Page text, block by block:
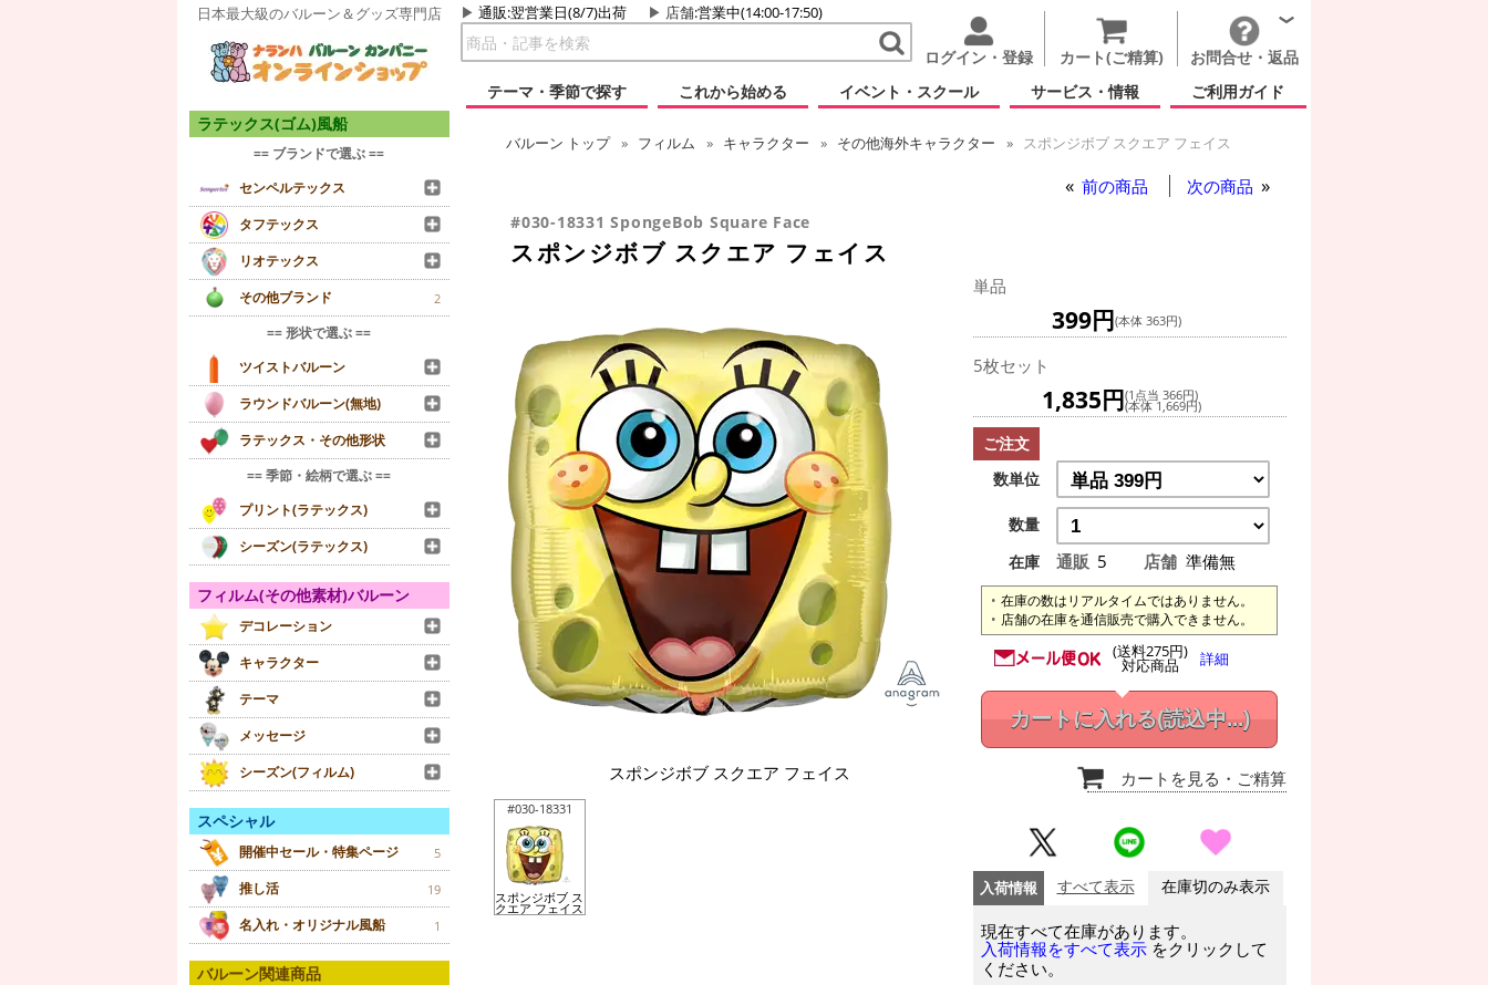
日本最大級のバルーン＆グッズ専門店 通販:翌営業日(8/7)出荷 店舗:営業中(14:00-17:50)
ログイン・登録 カート(ご精算)
お問合せ・返品
テーマ・季節で探す
これから始める イベント・スクール サービス・情報 ご利用ガイド
ラテックス(ゴム)風船
== ブランドで選ぶ ==
センペルテックス
タフテックス
リオテックス
その他ブランド
2
== 形状で選ぶ ==
ツイストバルーン
ラウンドバルーン(無地)
ラテックス・その他形状
== 季節・絵柄で選ぶ ==
プリント(ラテックス)
シーズン(ラテックス)
フィルム(その他素材)バルーン
デコレーション
キャラクター
テーマ
メッセージ
シーズン(フィルム)
スペシャル
開催中セール・特集ページ 5
推し活 19
名入れ・オリジナル風船 1
バルーン関連商品
バルーン トップ フィルム キャラクター その他海外キャラクター スポンジボブ スクエア フェイス
前の商品 次の商品
#030-18331 SpongeBob Square Face
スポンジボブ スクエア フェイス
スポンジボブ スクエア フェイス
#030-18331
スポンジボブ ス
クエア フェイス
単品
399円(本体 363円)
5枚セット
1,835円(1点当 366円)
(本体 1,669円)
ご注文
数単位
数量
在庫
通販 5 店舗 準備無
在庫の数はリアルタイムではありません。
店舗の在庫を通信販売で購入できません。
(送料275円)
対応商品 詳細
カートに入れる(読込中...)
カートを見る ・ご精算
入荷情報 すべて表示 在庫切のみ表示
現在すべて在庫があります。
入荷情報をすべて表示 をクリックして
ください。